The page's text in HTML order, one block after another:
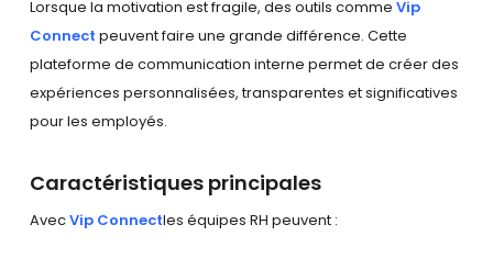
Lorsque la motivation est fragile, des outils comme Vip
Connect peuvent faire une grande différence. Cette
plateforme de communication interne permet de créer des
expériences personnalisées, transparentes et significatives
pour les employés.
Caractéristiques principales
AvecVip Connectles équipes RH peuvent :